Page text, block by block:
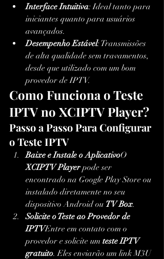
Interface Intuitiva: Ideal tanto para
iniciantes quanto para usuários
avançados.
Desempenho Estável: Transmissões
de alta qualidade sem travamentos,
desde que utilizado com um bom
provedor de IPTV.
Como Funciona o Teste
IPTV no XCIPTV Player?
Passo a Passo Para Configurar
o Teste IPTV
Baixe e Instale o AplicativoO
XCIPTV Player pode ser
encontrado na Google Play Store ou
instalado diretamente no seu
dispositivo Android ou TV Box.
Solicite o Teste ao Provedor de
IPTVEntre em contato com o
provedor e solicite um teste IPTV
gratuito. Eles enviarão um link M3U